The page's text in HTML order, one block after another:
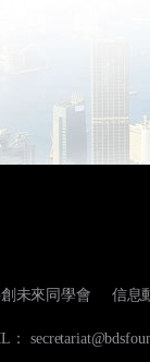
未來同學會 信息